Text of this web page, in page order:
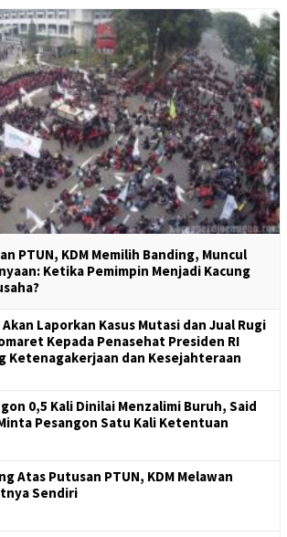
PTUN, KDM Memilih Banding, Muncul
Ketika Pemimpin Menjadi Kacung
Akan Laporkan Kasus Mutasi dan Jual Rugi
Kepada Penasehat Presiden RI
Ketenagakerjaan dan Kesejahteraan
0,5 Kali Dinilai Menzalimi Buruh, Said
Pesangon Satu Kali Ketentuan
Atas Putusan PTUN, KDM Melawan
Sendiri